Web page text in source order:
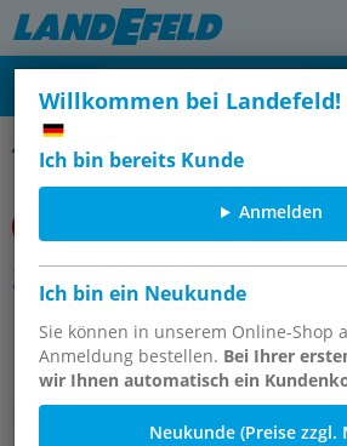
Willkommen bei Landefeld!
Ich bin bereits Kunde
Anmelden
Ich bin ein Neukunde
Sie können in unserem Online-Shop
Anmeldung bestellen. Bei Ihrer
wir Ihnen automatisch ein
Neukunde (Preise zzgl.
OT-R
3/2-Wege-
Direktmontage, Banjo-
NC, 24 DC,
Mediums-/
bis